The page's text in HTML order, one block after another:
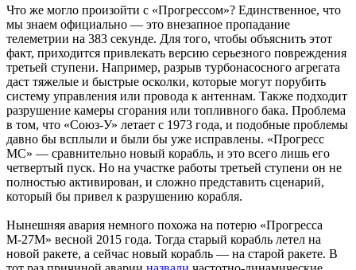
Что же могло произойти с «Прогрессом»? Единственное, что
мы знаем официально — это внезапное пропадание
телеметрии на 383 секунде. Для того, чтобы объяснить этот
факт, приходится привлекать версию серьезного повреждения
третьей ступени. Например, разрыв турбонасосного агрегата
даст тяжелые и быстрые осколки, которые могут порубить
систему управления или провода к антеннам. Также подходит
разрушение камеры сгорания или топливного бака. Проблема
в том, что «Союз-У» летает с 1973 года, и подобные проблемы
давно бы всплыли и были бы уже исправлены. «Прогресс
МС» — сравнительно новый корабль, и это всего лишь его
четвертый пуск. Но на участке работы третьей ступени он не
полностью активирован, и сложно представить сценарий,
который бы привел к разрушению корабля.
Нынешняя авария немного похожа на потерю «Прогресса
М-27М» весной 2015 года. Тогда старый корабль летел на
новой ракете, а сейчас новый корабль — на старой ракете. В